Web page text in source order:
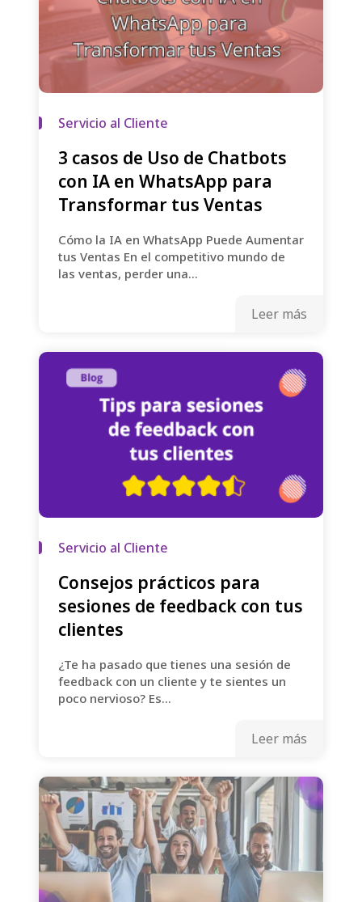
Servicio al Cliente
3 casos de Uso de Chatbots
con IA en WhatsApp para
Transformar tus Ventas
Cómo la IA en WhatsApp Puede Aumentar
tus Ventas En el competitivo mundo de
las ventas, perder una...
Leer más
Servicio al Cliente
Consejos prácticos para
sesiones de feedback con tus
clientes
¿Te ha pasado que tienes una sesión de
feedback con un cliente y te sientes un
poco nervioso? Es...
Leer más